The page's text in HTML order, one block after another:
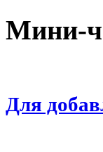
Мини-
Для